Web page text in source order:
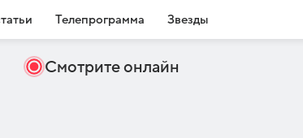
Телепрограмма Звезды
Смотрите онлайн